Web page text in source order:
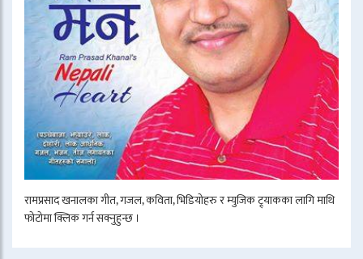
रामप्रसाद खनालका गीत, गजल, कविता, भिडियोहरु र म्युजिक ट्र्याकका लागि माथि
फोटोमा क्लिक गर्न सक्नुहुन्छ ।